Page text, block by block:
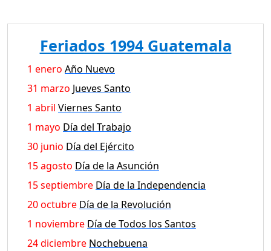
Feriados 1994 Guatemala
1 enero Año Nuevo
31 marzo Jueves Santo
1 abril Viernes Santo
1 mayo Día del Trabajo
30 junio Día del Ejército
15 agosto Día de la Asunción
15 septiembre Día de la Independencia
20 octubre Día de la Revolución
1 noviembre Día de Todos los Santos
24 diciembre Nochebuena